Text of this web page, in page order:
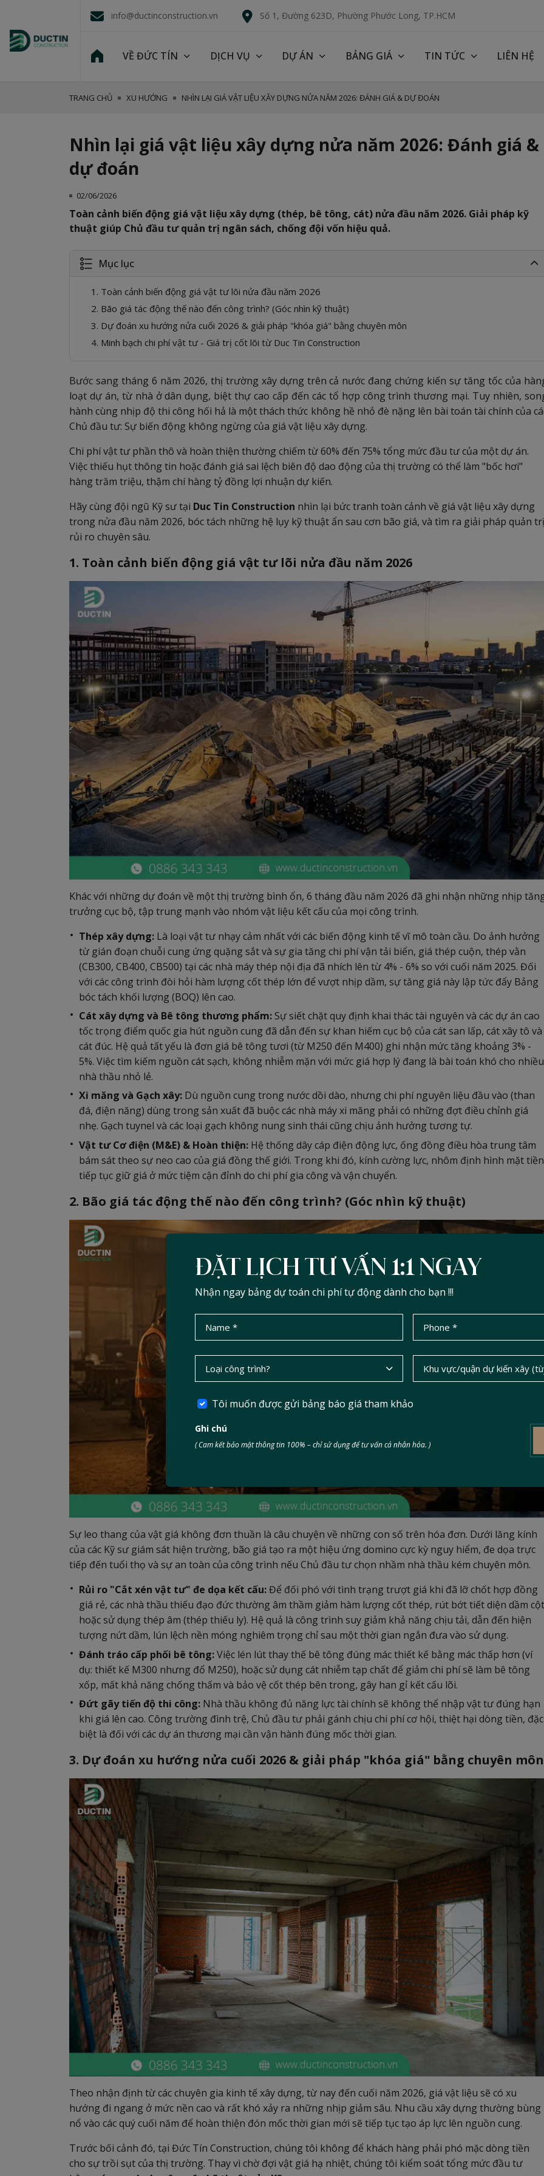
info@ductinconstruction.vn Số 1, Đường 623D, Phường Phước Long, TP.HCM
VỀ ĐỨC TÍN DỊCH VỤ DỰ ÁN BẢNG GIÁ TIN TỨC LIÊN HỆ
TRANG CHỦ XU HƯỚNG NHÌN LẠI GIÁ VẬT LIỆU XÂY DỰNG NỬA NĂM 2026: ĐÁNH GIÁ & DỰ ĐOÁN
Nhìn lại giá vật liệu xây dựng nửa năm 2026: Đánh giá &
dự đoán
02/06/2026
Toàn cảnh biến động giá vật liệu xây dựng (thép, bê tông, cát) nửa đầu năm 2026. Giải pháp kỹ
thuật giúp Chủ đầu tư quản trị ngân sách, chống đội vốn hiệu quả.
Mục lục
1. Toàn cảnh biến động giá vật tư lõi nửa đầu năm 2026
2. Bão giá tác động thế nào đến công trình? (Góc nhìn kỹ thuật)
3. Dự đoán xu hướng nửa cuối 2026 & giải pháp "khóa giá" bằng chuyên môn
4. Minh bạch chi phí vật tư - Giá trị cốt lõi từ Duc Tin Construction
Bước sang tháng 6 năm 2026, thị trường xây dựng trên cả nước đang chứng kiến sự tăng tốc của
loạt dự án, từ nhà ở dân dụng, biệt thự cao cấp đến các tổ hợp công trình thương mại. Tuy nhiên,
hành cùng nhịp độ thi công hối hả là một thách thức không hề nhỏ đè nặng lên bài toán tài chính của
Chủ đầu tư: Sự biến động không ngừng của giá vật liệu xây dựng.
Chi phí vật tư phần thô và hoàn thiện thường chiếm từ 60% đến 75% tổng mức đầu tư của một dự án.
Việc thiếu hụt thông tin hoặc đánh giá sai lệch biên độ dao động của thị trường có thể làm "bốc hơi"
hàng trăm triệu, thậm chí hàng tỷ đồng lợi nhuận dự kiến.
Hãy cùng đội ngũ Kỹ sư tại Duc Tin Construction nhìn lại bức tranh toàn cảnh về giá vật liệu xây dựng
trong nửa đầu năm 2026, bóc tách những hệ lụy kỹ thuật ẩn sau cơn bão giá, và tìm ra giải pháp quản trị
rủi ro chuyên sâu.
1. Toàn cảnh biến động giá vật tư lõi nửa đầu năm 2026
Khác với những dự đoán về một thị trường bình ổn, 6 tháng đầu năm 2026 đã ghi nhận những nhịp
trưởng cục bộ, tập trung mạnh vào nhóm vật liệu kết cấu của mọi công trình.
Thép xây dựng: Là loại vật tư nhạy cảm nhất với các biến động kinh tế vĩ mô toàn cầu. Do ảnh hưởng
từ gián đoạn chuỗi cung ứng quặng sắt và sự gia tăng chi phí vận tải biển, giá thép cuộn, thép vằn
(CB300, CB400, CB500) tại các nhà máy thép nội địa đã nhích lên từ 4% - 6% so với cuối năm 2025. Đối
với các công trình đòi hỏi hàm lượng cốt thép lớn để vượt nhịp dầm, sự tăng giá này lập tức đẩy Bảng
bóc tách khối lượng (BOQ) lên cao.
Cát xây dựng và Bê tông thương phẩm: Sự siết chặt quy định khai thác tài nguyên và các dự án cao
tốc trọng điểm quốc gia hút nguồn cung đã dẫn đến sự khan hiếm cục bộ của cát san lấp, cát xây tô và
cát đúc. Hệ quả tất yếu là đơn giá bê tông tươi (từ M250 đến M400) ghi nhận mức tăng khoảng 3% -
5%. Việc tìm kiếm nguồn cát sạch, không nhiễm mặn với mức giá hợp lý đang là bài toán khó cho nhiều
nhà thầu nhỏ lẻ.
Xi măng và Gạch xây: Dù nguồn cung trong nước dồi dào, nhưng chi phí nguyên liệu đầu vào (than
đá, điện năng) dùng trong sản xuất đã buộc các nhà máy xi măng phải có những đợt điều chỉnh giá
nhẹ. Gạch tuynel và các loại gạch không nung sinh thái cũng chịu ảnh hưởng tương tự.
Vật tư Cơ điện (M&E) & Hoàn thiện: Hệ thống dây cáp điện động lực, ống đồng điều hòa trung tâm
bám sát theo sự neo cao của giá đồng thế giới. Trong khi đó, kính cường lực, nhôm định hình mặt tiền
tiếp tục giữ giá ở mức tiệm cận đỉnh do chi phí gia công và vận chuyển.
2. Bão giá tác động thế nào đến công trình? (Góc nhìn kỹ thuật)
Sự leo thang của vật giá không đơn thuần là câu chuyện về những con số trên hóa đơn. Dưới lăng kính
của các Kỹ sư giám sát hiện trường, bão giá tạo ra một hiệu ứng domino cực kỳ nguy hiểm, đe dọa trực
tiếp đến tuổi thọ và sự an toàn của công trình nếu Chủ đầu tư chọn nhầm nhà thầu kém chuyên môn.
Rủi ro "Cắt xén vật tư" đe dọa kết cấu:Để đối phó với tình trạng trượt giá khi đã lỡ chốt hợp đồng
giá rẻ, các nhà thầu thiếu đạo đức thường âm thầm giảm hàm lượng cốt thép, rút bớt tiết diện dầm
hoặc sử dụng thép âm (thép thiếu ly). Hệ quả là công trình suy giảm khả năng chịu tải, dẫn đến hiện
tượng nứt dầm, lún lệch nền móng nghiêm trọng chỉ sau một thời gian ngắn đưa vào sử dụng.
Đánh tráo cấp phối bê tông:Việc lén lút thay thế bê tông đúng mác thiết kế bằng mác thấp hơn (ví
dụ: thiết kế M300 nhưng đổ M250), hoặc sử dụng cát nhiễm tạp chất để giảm chi phí sẽ làm bê tông
xốp, mất khả năng chống thấm và bảo vệ cốt thép bên trong, gây han gỉ kết cấu lõi.
Đứt gãy tiến độ thi công: Nhà thầu không đủ năng lực tài chính sẽ không thể nhập vật tư đúng hạn
khi giá lên cao. Công trường đình trệ, Chủ đầu tư phải gánh chịu chi phí cơ hội, thiệt hại dòng tiền, đặc
biệt là đối với các dự án thương mại cần vận hành đúng mốc thời gian.
3. Dự đoán xu hướng nửa cuối 2026 & giải pháp "khóa giá" bằng chuyên môn
Theo nhận định từ các chuyên gia kinh tế xây dựng, từ nay đến cuối năm 2026, giá vật liệu sẽ có xu
hướng đi ngang ở mức nền cao và rất khó xảy ra những nhịp giảm sâu. Nhu cầu xây dựng thường bùng
nổ vào các quý cuối năm để hoàn thiện đón mốc thời gian mới sẽ tiếp tục tạo áp lực lên nguồn cung.
Trước bối cảnh đó, tại Đức Tín Construction, chúng tôi không để khách hàng phải phó mặc dòng tiền
cho sự trồi sụt của thị trường. Thay vì chờ đợi vật giá hạ nhiệt, chúng tôi kiểm soát tổng mức đầu tư
ĐẶT LỊCH TƯ VẤN 1:1 NGAY
Nhận ngay bảng dự toán chi phí tự động dành cho bạn !!!
Tôi muốn được gửi bảng báo giá tham khảo
Ghi chú
( Cam kết bảo mật thông tin 100% – chỉ sử dụng để tư vấn cá nhân hóa. )